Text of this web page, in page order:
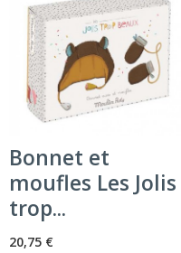
Bonnet et
moufles Les Jolis
trop...
20,75 €